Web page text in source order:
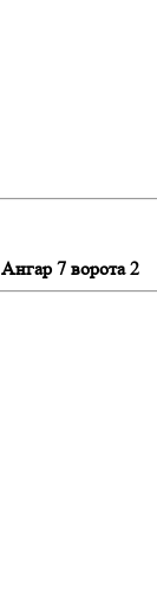
Ангар 7 ворота 2